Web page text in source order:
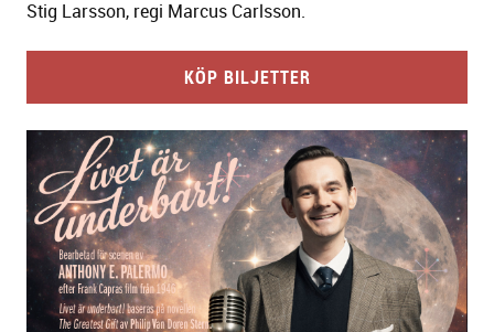
Stig Larsson, regi Marcus Carlsson.
KÖP BILJETTER